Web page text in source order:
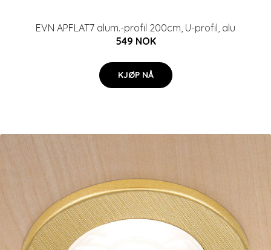
EVN APFLAT7 alum.-profil 200cm, U-profil, alu
549 NOK
KJØP NÅ